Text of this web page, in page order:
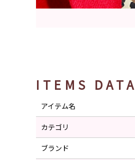
ITEMS DATA
アイテム名
カテゴリ
ブランド